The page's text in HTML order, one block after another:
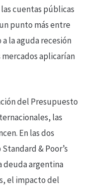
cuentas públicas
punto más entre
la aguda recesión
aplicarían
del Presupuesto
las
En las dos
& Poor’s
deuda argentina
el impacto del